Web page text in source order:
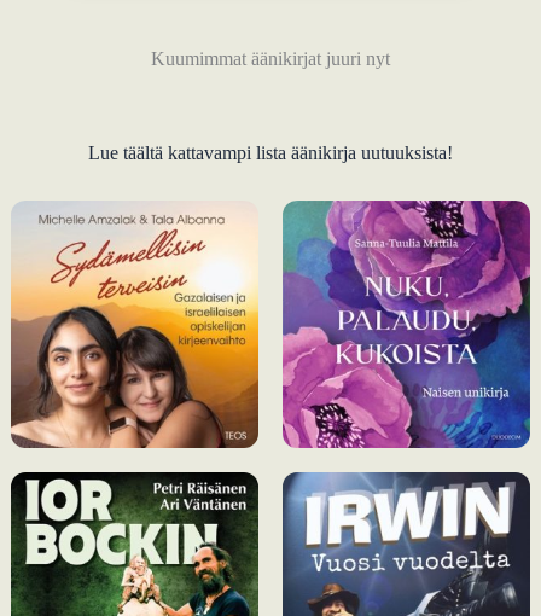
Kuumimmat äänikirjat juuri nyt
Lue täältä kattavampi lista äänikirja uutuuksista!